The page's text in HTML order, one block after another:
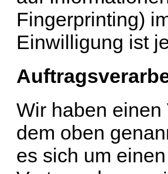
Fingerprinting)
Einwilligung ist
Wir haben einen
dem oben
es sich um